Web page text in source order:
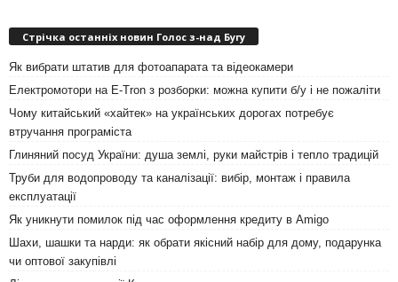
Стрічка останніх новин Голос з-над Бугу
Як вибрати штатив для фотоапарата та відеокамери
Електромотори на E-Tron з розборки: можна купити б/у і не пожаліти
Чому китайський «хайтек» на українських дорогах потребує
втручання програміста
Глиняний посуд України: душа землі, руки майстрів і тепло традицій
Труби для водопроводу та каналізації: вибір, монтаж і правила
експлуатації
Як уникнути помилок під час оформлення кредиту в Amigo
Шахи, шашки та нарди: як обрати якісний набір для дому, подарунка
чи оптової закупівлі